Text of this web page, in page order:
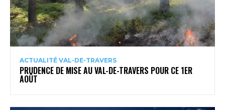
ACTUALITÉ VAL-DE-TRAVERS
PRUDENCE DE MISE AU VAL-DE-TRAVERS POUR CE 1ER
AOÛT